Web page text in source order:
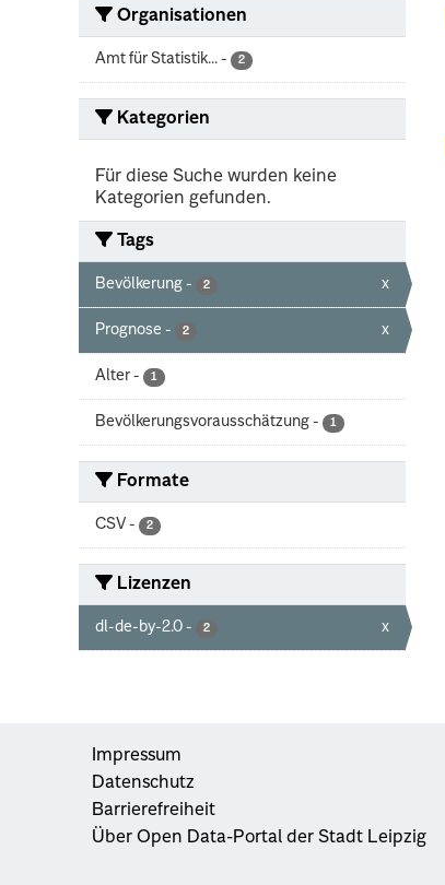
Organisationen
Amt für Statistik... - 2
Kategorien
Für diese Suche wurden keine
Kategorien gefunden.
Tags
Bevölkerung - 2 x
Prognose - 2 x
Alter - 1
Bevölkerungsvorausschätzung - 1
Formate
CSV - 2
Lizenzen
dl-de-by-2.0 - 2 x
Impressum
Datenschutz
Barrierefreiheit
Über Open Data-Portal der Stadt Leipzig